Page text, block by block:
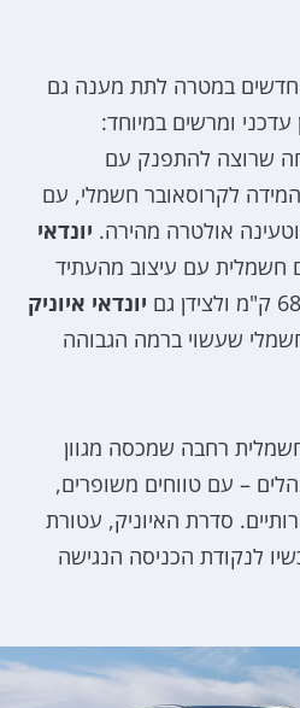
חדשים במטרה לתת מענה גם
ומרשים במיוחד:
שרוצה להתפנק עם
לקרוסאובר חשמלי, עם
יונדאי
חשמלית עם עיצוב מהעתיד
יונדאי איוניק
מושבים חשמלי שעשוי ברמה הגבוהה
רחבה שמכסה מגוון
– עם טווחים משופרים,
סדרת האיוניק, עטורת
לנקודת הכניסה הנגישה